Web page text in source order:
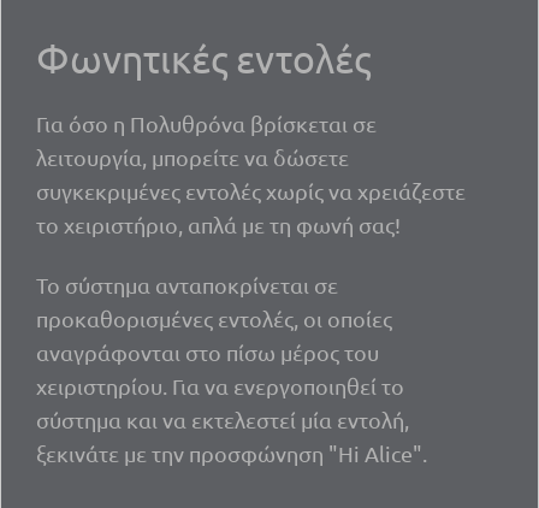
Φωνητικές εντολές
Για όσο η Πολυθρόνα βρίσκεται σε
λειτουργία, μπορείτε να δώσετε
συγκεκριμένες εντολές χωρίς να χρειάζεστε
το χειριστήριο, απλά με τη φωνή σας!
Το σύστημα ανταποκρίνεται σε
προκαθορισμένες εντολές, οι οποίες
αναγράφονται στο πίσω μέρος του
χειριστηρίου. Για να ενεργοποιηθεί το
σύστημα και να εκτελεστεί μία εντολή,
ξεκινάτε με την προσφώνηση "Hi Alice".